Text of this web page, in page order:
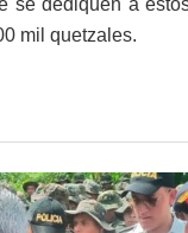
se dediquen a
mil quetzales.